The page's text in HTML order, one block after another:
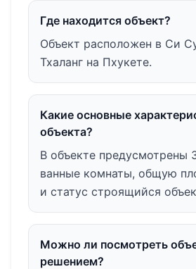
Где находится объект?
Объект расположен в Си
Тхаланг на Пхукете.
Какие основные
объекта?
В объекте предусмотрены
ванные комнаты, общую
и статус строящийся
Можно ли посмотреть
решением?